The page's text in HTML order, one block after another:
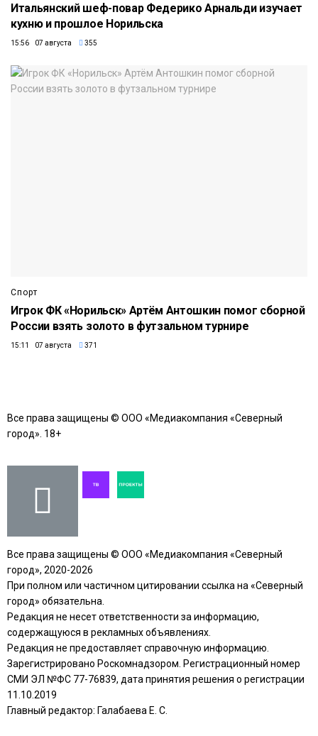
Итальянский шеф-повар Федерико Арнальди изучает
кухню и прошлое Норильска
15:56 07 августа 355
Спорт
Игрок ФК «Норильск» Артём Антошкин помог сборной
России взять золото в футзальном турнире
15:11 07 августа 371
Все права защищены © ООО «Медиакомпания «Северный
город». 18+
Все права защищены © ООО «Медиакомпания «Северный
город», 2020-2026
При полном или частичном цитировании ссылка на «Северный
город» обязательна.
Редакция не несет ответственности за информацию,
содержащуюся в рекламных объявлениях.
Редакция не предоставляет справочную информацию.
Зарегистрировано Роскомнадзором. Регистрационный номер
СМИ ЭЛ №ФС 77-76839, дата принятия решения о регистрации
11.10.2019
Главный редактор: Галабаева Е. С.